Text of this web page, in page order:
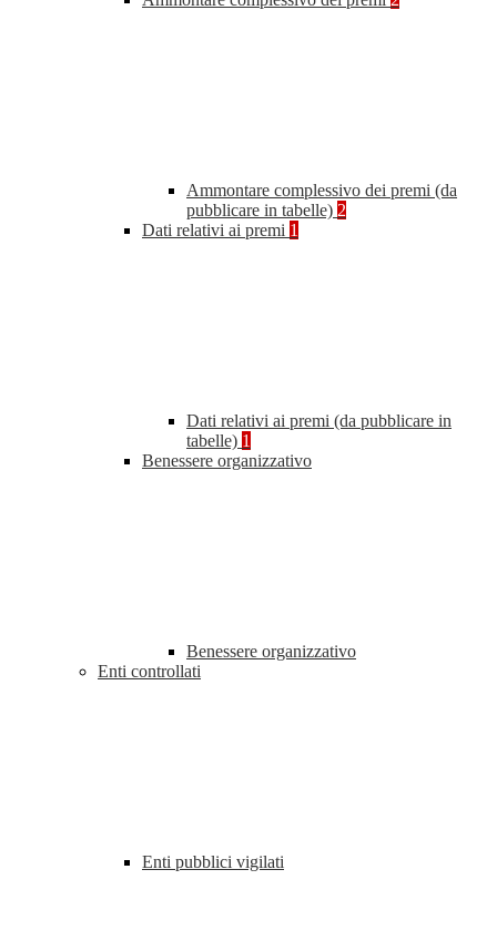
Ammontare complessivo dei premi (da
pubblicare in tabelle) 2
Dati relativi ai premi 1
Dati relativi ai premi (da pubblicare in
tabelle) 1
Benessere organizzativo
Benessere organizzativo
Enti controllati
Enti pubblici vigilati